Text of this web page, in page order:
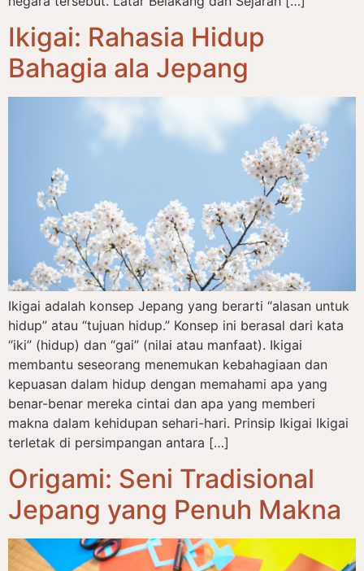
Ikigai: Rahasia Hidup
Bahagia ala Jepang
Ikigai adalah konsep Jepang yang berarti “alasan untuk
hidup” atau “tujuan hidup.” Konsep ini berasal dari kata
“iki” (hidup) dan “gai” (nilai atau manfaat). Ikigai
membantu seseorang menemukan kebahagiaan dan
kepuasan dalam hidup dengan memahami apa yang
benar-benar mereka cintai dan apa yang memberi
makna dalam kehidupan sehari-hari. Prinsip Ikigai Ikigai
terletak di persimpangan antara […]
Origami: Seni Tradisional
Jepang yang Penuh Makna